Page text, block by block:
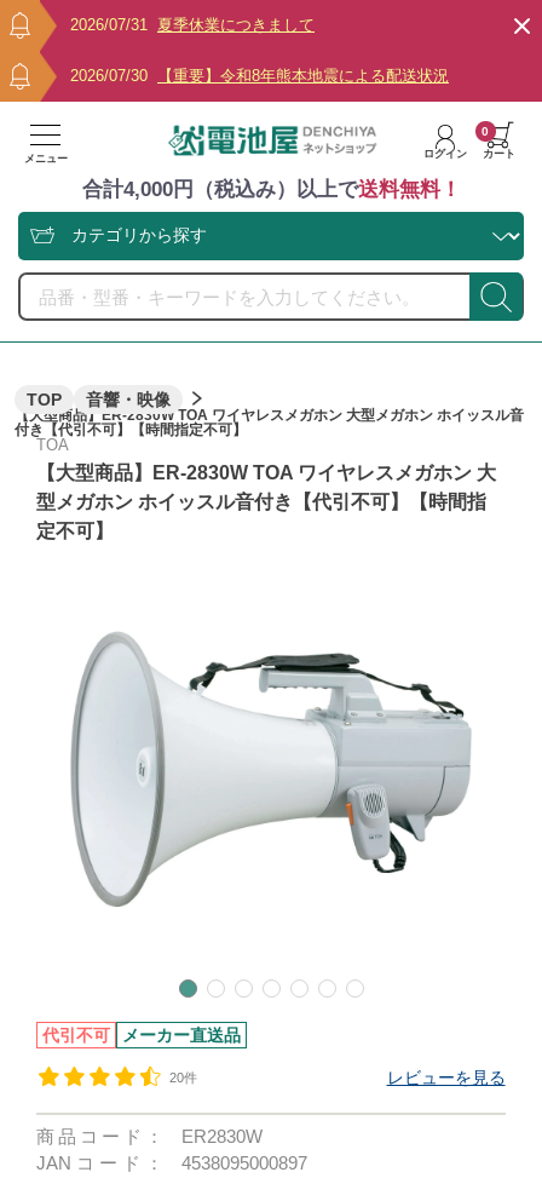
2026/07/31 夏季休業につきまして
2026/07/30 【重要】令和8年熊本地震による配送状況
メニュー ログイン カート
0
合計4,000円（税込み）以上で送料無料！
TOP 音響・映像
【大型商品】ER-2830W TOA ワイヤレスメガホン 大型メガホン ホイッスル音
付き【代引不可】【時間指定不可】
TOA
【大型商品】ER-2830W TOA ワイヤレスメガホン 大
型メガホン ホイッスル音付き【代引不可】【時間指
定不可】
代引不可 メーカー直送品
20件 レビューを見る
商品コード：
ER2830W
JANコード：
4538095000897